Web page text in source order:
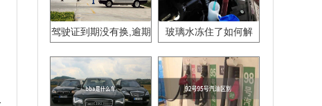
驾驶证到期没有换,逾期
玻璃水冻住了如何解